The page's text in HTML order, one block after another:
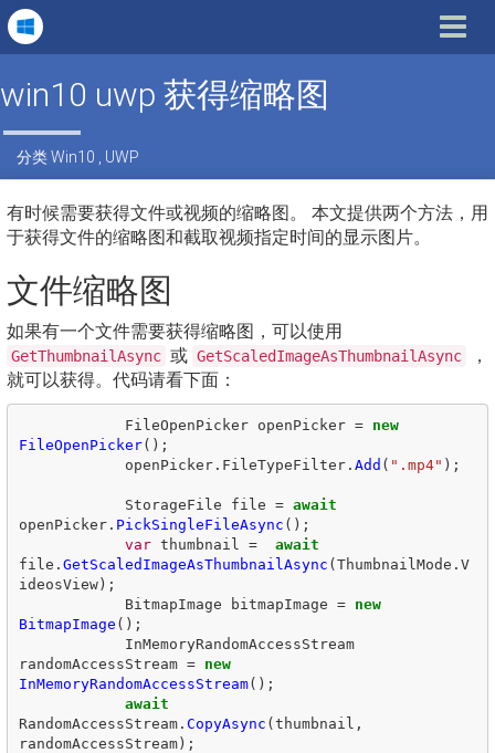
Toggle
win10 uwp 获得缩略图
分类Win10 UWP
有时候需要获得文件或视频的缩略图。 本文提供两个方法，用
于获得文件的缩略图和截取视频指定时间的显示图片。
文件缩略图
如果有一个文件需要获得缩略图，可以使用
GetThumbnailAsync 或 GetScaledImageAsThumbnailAsync
，
就可以获得。代码请看下面：
FileOpenPicker openPicker =
new
FileOpenPicker();
openPicker. FileTypeFilter. Add ( ".mp4" );
StorageFile file = await
openPicker. PickSingleFileAsync ();
var thumbnail =
await
file . GetScaledImageAsThumbnailAsync (ThumbnailMode . V
ideosView);
BitmapImage
bitmapImage =
new
BitmapImage ();
InMemoryRandomAccessStream
randomAccessStream =
new
InMemoryRandomAccessStream();
await
RandomAccessStream. CopyAsync (thumbnail ,
randomAccessStream);